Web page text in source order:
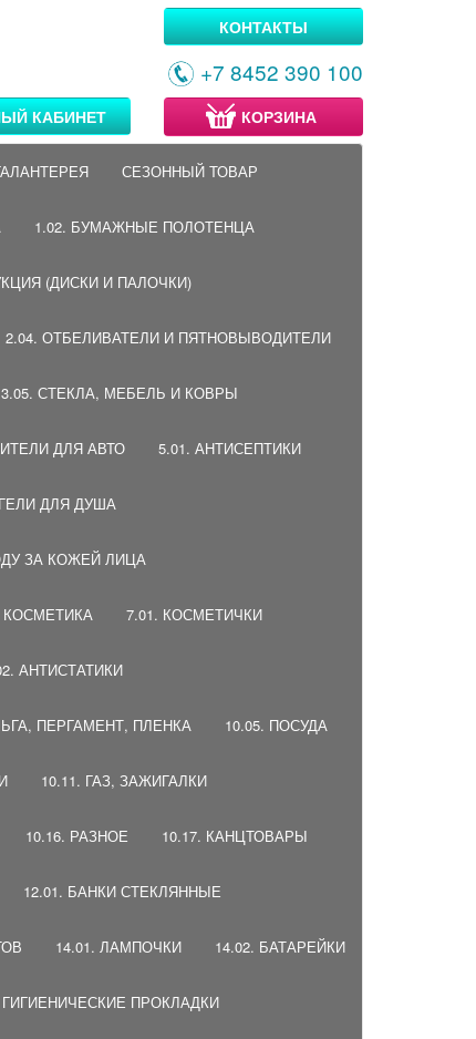
КОНТАКТЫ
+7 8452 390 100
КАБИНЕТ КОРЗИНА
СЕЗОННЫЙ ТОВАР
1.02. БУМАЖНЫЕ ПОЛОТЕНЦА
(ДИСКИ И ПАЛОЧКИ)
2.04. ОТБЕЛИВАТЕЛИ И ПЯТНОВЫВОДИТЕЛИ
3.05. СТЕКЛА, МЕБЕЛЬ И КОВРЫ
ДЛЯ АВТО 5.01. АНТИСЕПТИКИ
ДЛЯ ДУША
ЗА КОЖЕЙ ЛИЦА
КОСМЕТИКА 7.01. КОСМЕТИЧКИ
АНТИСТАТИКИ
ПЕРГАМЕНТ, ПЛЕНКА 10.05. ПОСУДА
10.11. ГАЗ, ЗАЖИГАЛКИ
10.16. РАЗНОЕ 10.17. КАНЦТОВАРЫ
12.01. БАНКИ СТЕКЛЯННЫЕ
14.01. ЛАМПОЧКИ 14.02. БАТАРЕЙКИ
ГИГИЕНИЧЕСКИЕ ПРОКЛАДКИ